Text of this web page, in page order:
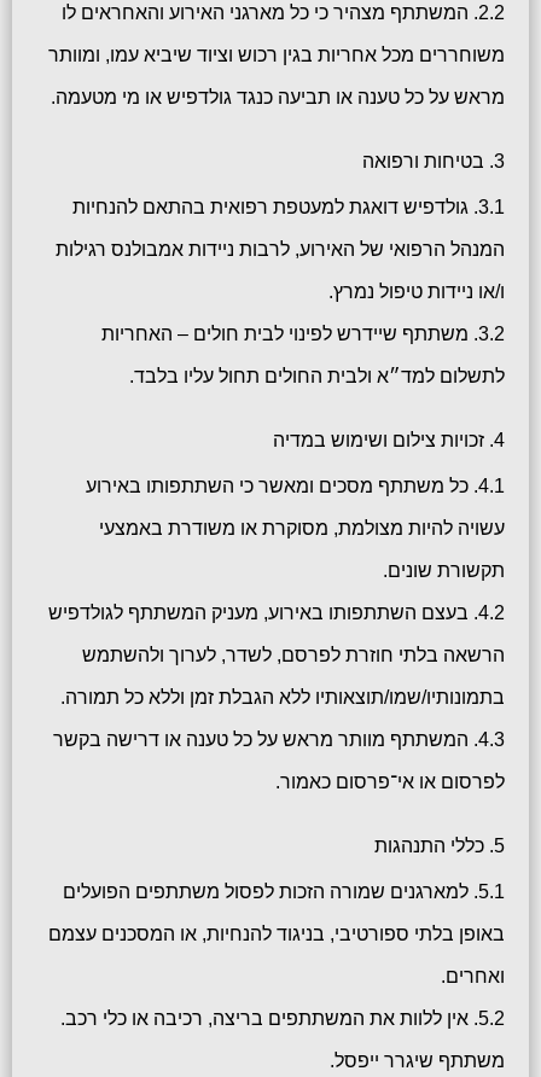
2.2. המשתתף מצהיר כי כל מארגני האירוע והאחראים לו
משוחררים מכל אחריות בגין רכוש וציוד שיביא עמו, ומוותר
מראש על כל טענה או תביעה כנגד גולדפיש או מי מטעמה.
3. בטיחות ורפואה
3.1. גולדפיש דואגת למעטפת רפואית בהתאם להנחיות
המנהל הרפואי של האירוע, לרבות ניידות אמבולנס רגילות
ו/או ניידות טיפול נמרץ.
3.2. משתתף שיידרש לפינוי לבית חולים – האחריות
לתשלום למד״א ולבית החולים תחול עליו בלבד.
4. זכויות צילום ושימוש במדיה
4.1. כל משתתף מסכים ומאשר כי השתתפותו באירוע
עשויה להיות מצולמת, מסוקרת או משודרת באמצעי
תקשורת שונים.
4.2. בעצם השתתפותו באירוע, מעניק המשתתף לגולדפיש
הרשאה בלתי חוזרת לפרסם, לשדר, לערוך ולהשתמש
בתמונותיו/שמו/תוצאותיו ללא הגבלת זמן וללא כל תמורה.
4.3. המשתתף מוותר מראש על כל טענה או דרישה בקשר
לפרסום או אי־פרסום כאמור.
5. כללי התנהגות
5.1. למארגנים שמורה הזכות לפסול משתתפים הפועלים
באופן בלתי ספורטיבי, בניגוד להנחיות, או המסכנים עצמם
ואחרים.
5.2. אין ללוות את המשתתפים בריצה, רכיבה או כלי רכב.
משתתף שיגרר ייפסל.